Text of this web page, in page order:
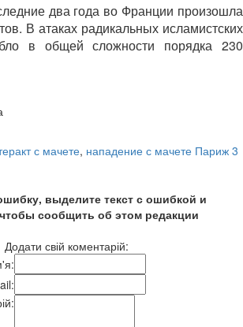
два года во Франции произошла
В атаках радикальных исламистских
в общей сложности порядка 230
с мачете, нападение с мачете Париж 3
выделите текст с ошибкой и
сообщить об этом редакции
Додати свій коментарій: